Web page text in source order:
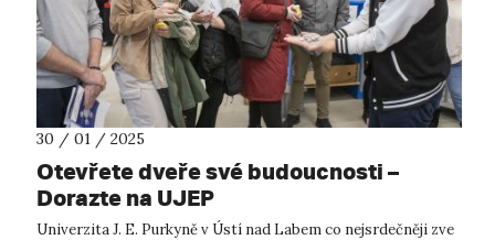
30 / 01 / 2025
Otevřete dveře své budoucnosti –
Dorazte na UJEP
Univerzita J. E. Purkyně v Ústí nad Labem co nejsrdečněji zve